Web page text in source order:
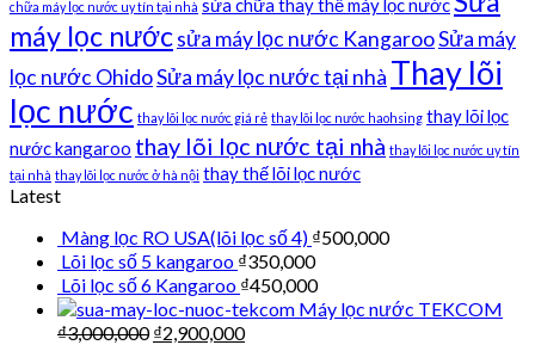
chữa máy lọc nước uy tín tại nhà
máy lọc nướcsửa máy lọc nước KangarooSửa máy
lọc nước OhidoSửa máy lọc nước tại nhà Thay lõi
lọc nước thay lõi lọc nước giá rẻ thay lõi lọc nước haohsing thay lõi lọc
nước kangaroo thay lõi lọc nước tại nhà thay lõi lọc nước uy tín
tại nhà thay lõi lọc nước ở hà nội thay thế lõi lọc nước
Latest
Màng lọc RO USA(lõi lọc số 4) ₫500,000
Lõi lọc số 5 kangaroo ₫350,000
Lõi lọc số 6 Kangaroo ₫450,000
Máy lọc nước TEKCOM
₫3,000,000 ₫2,900,000